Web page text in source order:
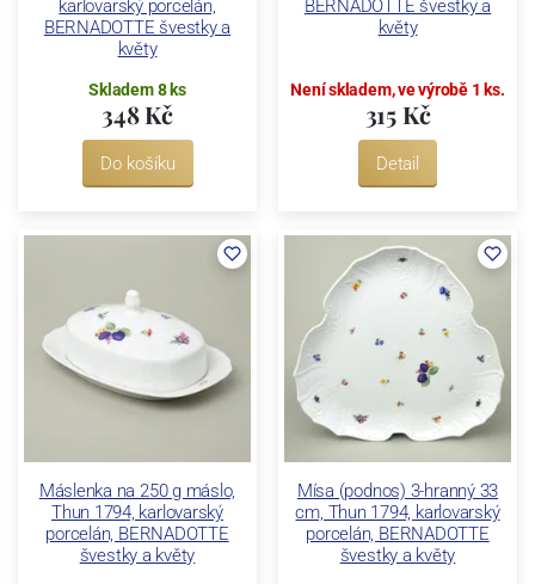
karlovarský porcelán,
BERNADOTTE švestky a
květy
Skladem 8 ks
348 Kč
Do košíku
BERNADOTTE švestky a
květy
Není skladem, ve výrobě 1 ks.
315 Kč
Detail
Máslenka na 250 g máslo,
Thun 1794, karlovarský
porcelán, BERNADOTTE
švestky a květy
Mísa (podnos) 3-hranný 33
cm, Thun 1794, karlovarský
porcelán, BERNADOTTE
švestky a květy